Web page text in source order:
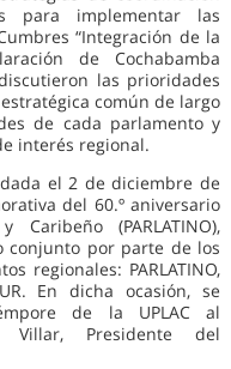
para implementar las
“Integración de la
de Cochabamba
las prioridades
común de largo
de cada parlamento y
interés regional.
el 2 de diciembre de
del 60.º aniversario
(PARLATINO),
conjunto por parte de los
regionales: PARLATINO,
En dicha ocasión, se
de la UPLAC al
Villar, Presidente del